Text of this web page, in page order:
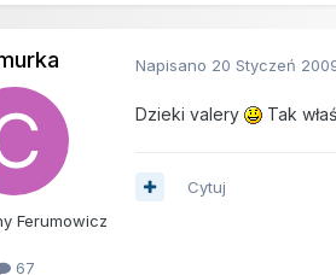
Ferumowicz
67
Napisano 20 Styczeń
Dzieki valery Tak
Cytuj